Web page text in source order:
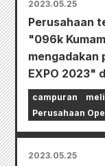
2023.05.25
Perusahaan
"096k
mengadakan
EXPO 2023"
campuran
Perusahaan
2023.05.25